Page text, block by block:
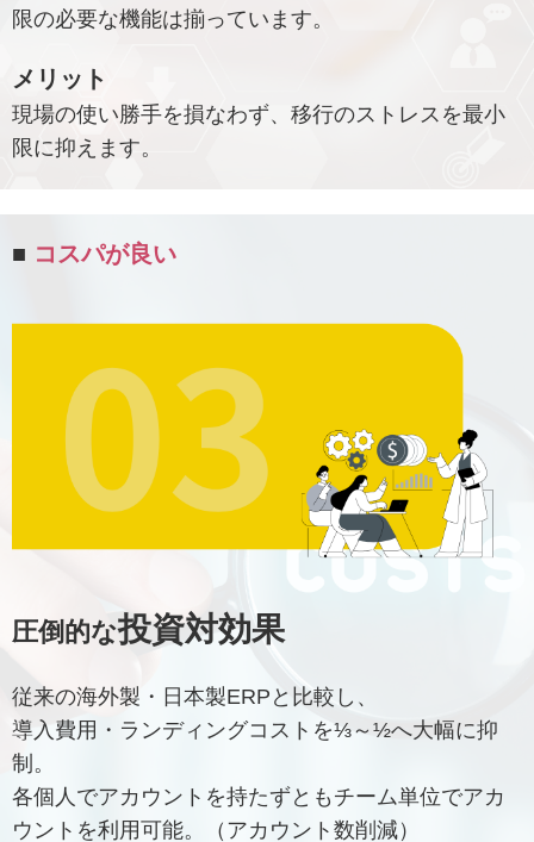
限の必要な機能は揃っています。
メリット
現場の使い勝手を損なわず、移行のストレスを最小
限に抑えます。
■ コスパが良い
圧倒的な投資対効果
従来の海外製・日本製ERPと比較し、
導入費用・ランディングコストを⅓～½へ大幅に抑
制。
各個人でアカウントを持たずともチーム単位でアカ
ウントを利用可能。（アカウント数削減）